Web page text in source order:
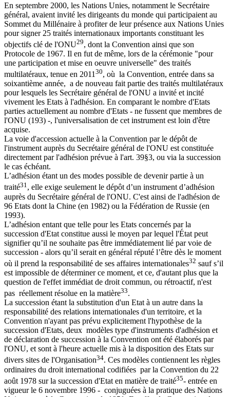
En septembre 2000, les Nations Unies, notamment le Secrétaire
général, avaient invité les dirigeants du monde qui participaient au
Sommet du Millénaire à profiter de leur présence aux Nations Unies
pour signer 25 traités internationaux importants constituant les
objectifs clé de l'ONU29, dont la Convention ainsi que son
Protocole de 1967. Il en fut de même, lors de la cérémonie "pour
une participation et mise en oeuvre universelle" des traités
multilatéraux, tenue en 2011 30, où la Convention, entrée dans sa
soixantième année, a de nouveau fait partie des traités multilatéraux
pour lesquels les Secrétaire général de l'ONU a invité et incité
vivement les Etats à l'adhésion. En comparant le nombre d'Etats
parties actuellement au nombre d'Etats - ne fussent que membres de
l'ONU (193) -, l'universalisation de cet instrument est loin d'être
acquise.
La voie d'accession actuelle à la Convention par le dépôt de
l'instrument auprès du Secrétaire général de l'ONU est constituée
directement par l'adhésion prévue à l'art. 39§3, ou via la succession
le cas échéant.
L’adhésion étant un des modes possible de devenir partie à un
traité31 , elle exige seulement le dépôt d’un instrument d’adhésion
auprès du Secrétaire général de l'ONU. C'est ainsi de l'adhésion de
96 Etats dont la Chine (en 1982) ou la Fédération de Russie (en
1993).
L’adhésion entant que telle pour les Etats concernés par la
succession d'Etat constitue aussi le moyen par lequel l'État peut
signifier qu’il ne souhaite pas être immédiatement lié par voie de
succession - alors qu’il serait en général réputé l’être dès le moment
où il prend la responsabilité de ses affaires internationales32 sauf s’il
est impossible de déterminer ce moment, et ce, d'autant plus que la
question de l'effet immédiat de droit commun, ou rétroactif, n'est
pas réellement résolue en la matière33.
La succession étant la substitution d'un Etat à un autre dans la
responsabilité des relations internationales d'un territoire, et la
Convention n'ayant pas prévu explicitement l'hypothèse de la
succession d'Etats, deux modèles type d'instruments d'adhésion et
de déclaration de succession à la Convention ont été élaborés par
l'ONU, et sont à l'heure actuelle mis à la disposition des Etats sur
divers sites de l'Organisation34. Ces modèles contiennent les règles
ordinaires du droit international codifiées par la Convention du 22
août 1978 sur la succession d'Etat en matière de traité35- entrée en
vigueur le 6 novembre 1996 - conjuguées à la pratique des Nations